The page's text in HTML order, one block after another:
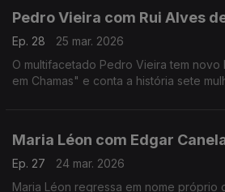
Pedro Vieira com Rui Alves
Ep. 28
25 mar. 2026
O multifacetado Pedro Vieira tem novo
em Chamas" e conta a história sete
Maria Léon com Edgar
Ep. 27
24 mar. 2026
Maria Léon regressa em nome próprio